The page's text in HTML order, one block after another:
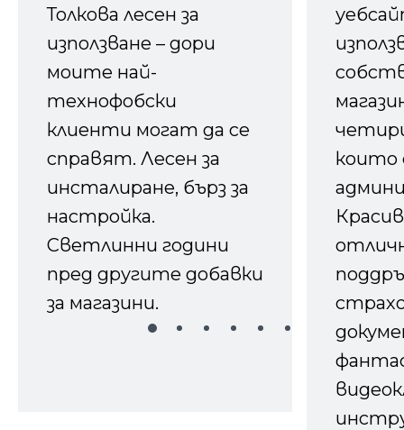
Толкова лесен за
използване – дори
моите най-
технофобски
клиенти могат да се
справят. Лесен за
инсталиране, бърз за
настройка.
Светлинни години
пред другите добавки
за магазини.
които